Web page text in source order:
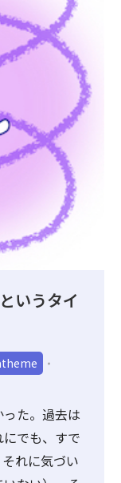
いうタイ
た。過去は
でも、すで
れに気づい